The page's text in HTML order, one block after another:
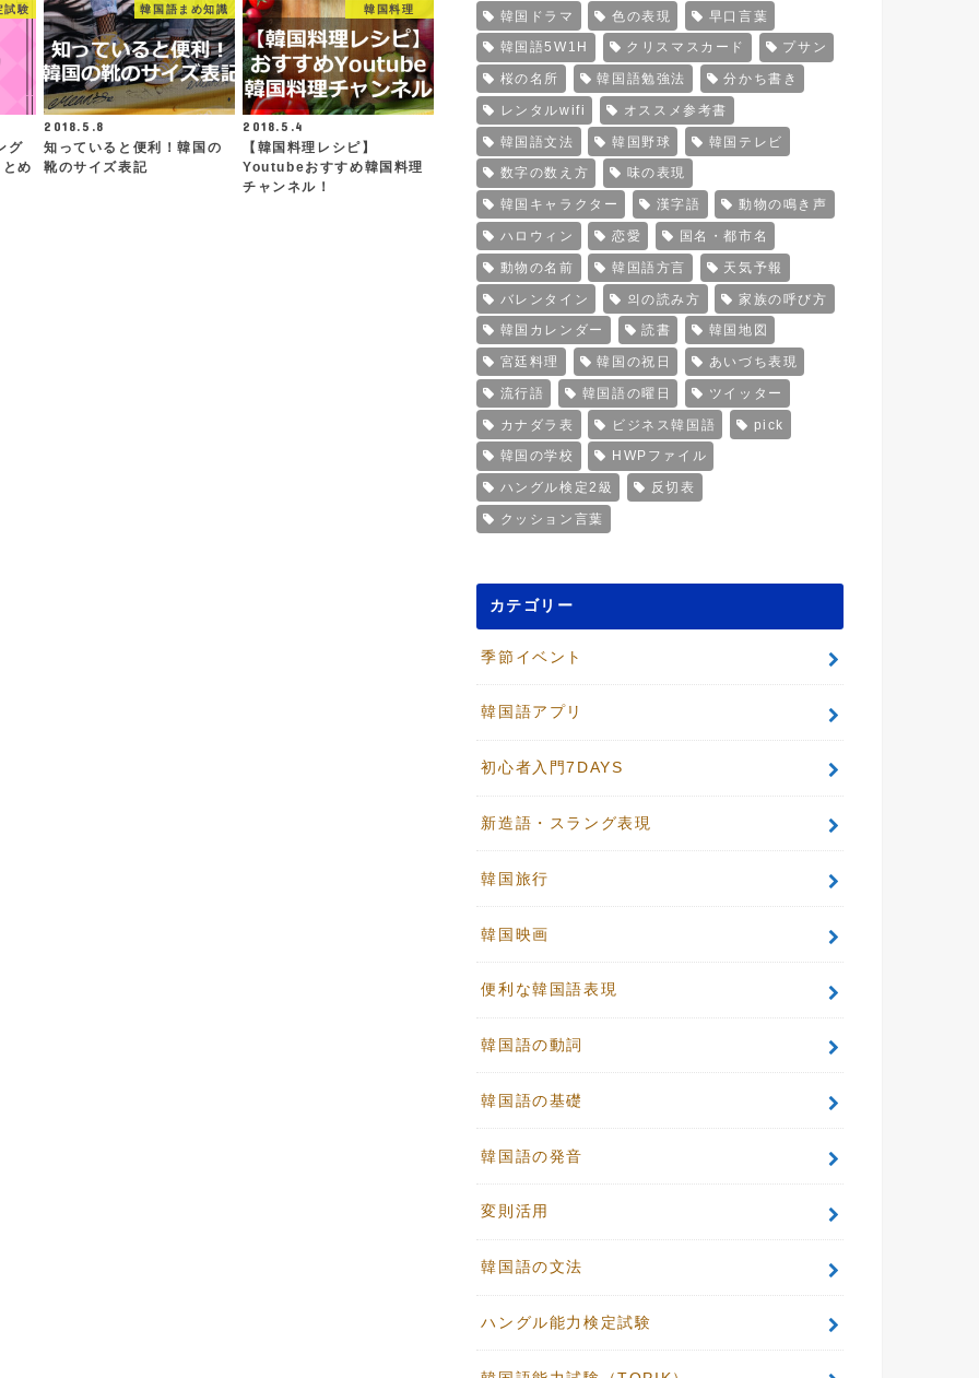
試験
グ
め
韓国語まめ知識
2018.5.8
知っていると便利！韓国の
靴のサイズ表記
韓国料理
2018.5.4
【韓国料理レシピ】
Youtubeおすすめ韓国料理
チャンネル！
韓国ドラマ 色の表現 早口言葉
韓国語5W1H クリスマスカード プサン
桜の名所 韓国語勉強法 分かち書き
レンタルwifi オススメ参考書
韓国語文法 韓国野球 韓国テレビ
数字の数え方 味の表現
韓国キャラクター 漢字語 動物の鳴き声
ハロウィン 恋愛 国名・都市名
動物の名前 韓国語方言 天気予報
バレンタイン 의の読み方 家族の呼び方
韓国カレンダー 読書 韓国地図
宮廷料理 韓国の祝日 あいづち表現
流行語 韓国語の曜日 ツイッター
カナダラ表 ビジネス韓国語 pick
韓国の学校 HWPファイル
ハングル検定2級 反切表
クッション言葉
カテゴリー
季節イベント
韓国語アプリ
初心者入門7DAYS
新造語・スラング表現
韓国旅行
韓国映画
便利な韓国語表現
韓国語の動詞
韓国語の基礎
韓国語の発音
変則活用
韓国語の文法
ハングル能力検定試験